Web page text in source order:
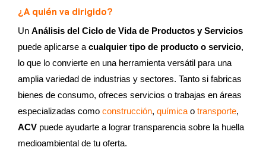
¿A quién va dirigido?
Un Análisis del Ciclo de Vida de Productos y Servicios
puede aplicarse a cualquier tipo de producto o servicio,
lo que lo convierte en una herramienta versátil para una
amplia variedad de industrias y sectores. Tanto si fabricas
bienes de consumo, ofreces servicios o trabajas en áreas
especializadas como construcción, química o transporte,
ACV puede ayudarte a lograr transparencia sobre la huella
medioambiental de tu oferta.